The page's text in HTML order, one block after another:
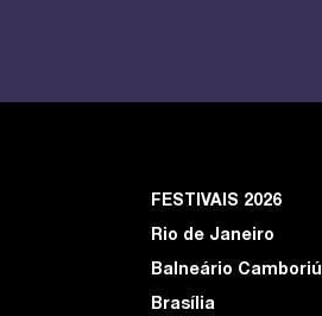
FESTIVAIS 2026
Rio de Janeiro
Balneário Camboriú
Brasília